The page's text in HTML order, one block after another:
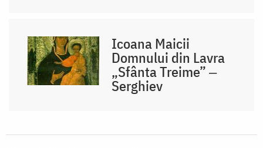
Icoana Maicii
Domnului din Lavra
„Sfânta Treime” ‒
Serghiev